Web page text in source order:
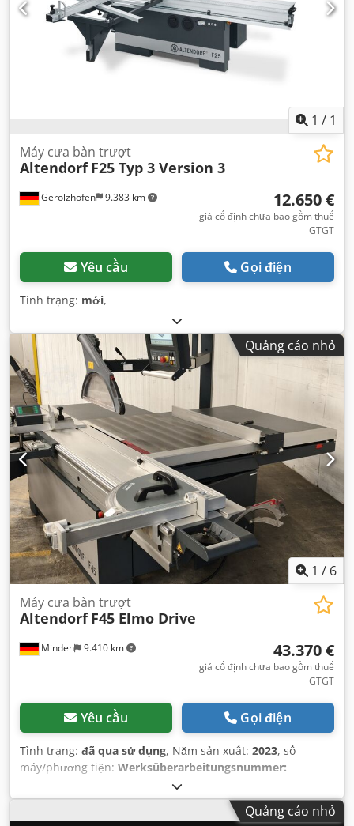
1 / 1
Gerolzhofen 9.383 km
Máy cưa bàn trượt
Altendorf F25 Typ 3 Version 3
12.650 €
giá cố định chưa bao gồm thuế
GTGT
Yêu cầu Gọi điện
Tình trạng: mới,
Quảng cáo nhỏ
1 / 6
Minden 9.410 km
Máy cưa bàn trượt
Altendorf F45 Elmo Drive
43.370 €
giá cố định chưa bao gồm thuế
GTGT
Yêu cầu Gọi điện
Tình trạng: đã qua sử dụng, Năm sản xuất: 2023, số
máy/phương tiện: Werksüberarbeitungsnummer:
, Chức năng:
công suất:5 kW (6,80 mã lực), chiều rộng cắt tại thanh
, đường kính chính của lưỡi cưa:
Quảng cáo nhỏ